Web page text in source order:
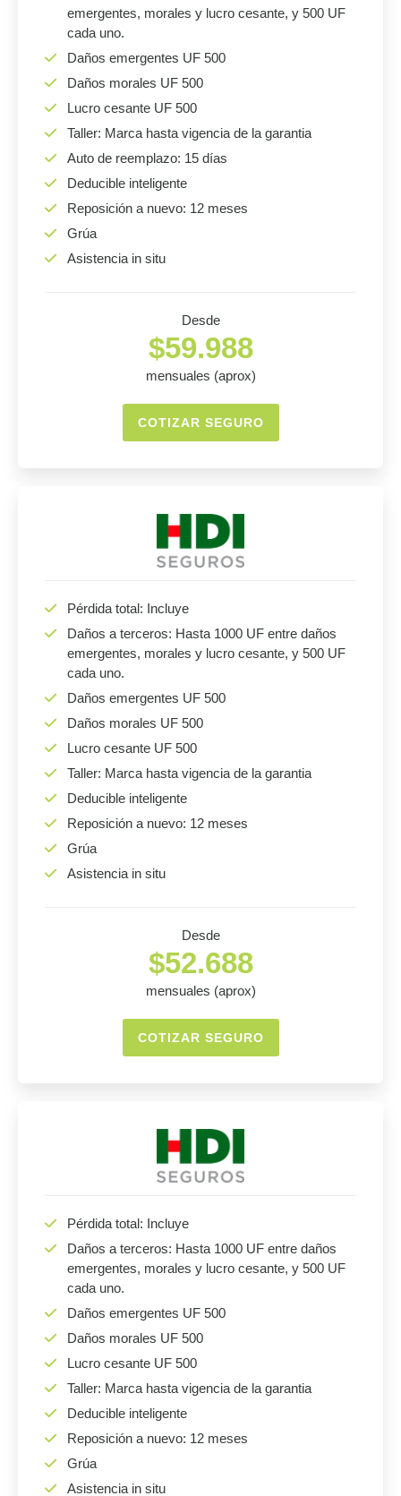
emergentes, morales y lucro cesante, y 500 UF
cada uno.
Daños emergentes UF 500
Daños morales UF 500
Lucro cesante UF 500
Taller: Marca hasta vigencia de la garantia
Auto de reemplazo: 15 días
Deducible inteligente
Reposición a nuevo: 12 meses
Grúa
Asistencia in situ
Desde
$59.988
mensuales (aprox)
COTIZAR SEGURO
Pérdida total: Incluye
Daños a terceros: Hasta 1000 UF entre daños
emergentes, morales y lucro cesante, y 500 UF
cada uno.
Daños emergentes UF 500
Daños morales UF 500
Lucro cesante UF 500
Taller: Marca hasta vigencia de la garantia
Deducible inteligente
Reposición a nuevo: 12 meses
Grúa
Asistencia in situ
Desde
$52.688
mensuales (aprox)
COTIZAR SEGURO
Pérdida total: Incluye
Daños a terceros: Hasta 1000 UF entre daños
emergentes, morales y lucro cesante, y 500 UF
cada uno.
Daños emergentes UF 500
Daños morales UF 500
Lucro cesante UF 500
Taller: Marca hasta vigencia de la garantia
Deducible inteligente
Reposición a nuevo: 12 meses
Grúa
Asistencia in situ